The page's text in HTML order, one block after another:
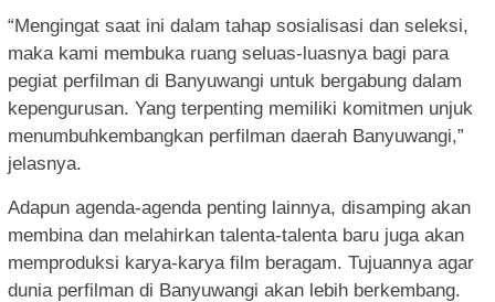
“Mengingat saat ini dalam tahap sosialisasi dan seleksi,
maka kami membuka ruang seluas-luasnya bagi para
pegiat perfilman di Banyuwangi untuk bergabung dalam
kepengurusan. Yang terpenting memiliki komitmen unjuk
menumbuhkembangkan perfilman daerah Banyuwangi,”
jelasnya.
Adapun agenda-agenda penting lainnya, disamping akan
membina dan melahirkan talenta-talenta baru juga akan
memproduksi karya-karya film beragam. Tujuannya agar
dunia perfilman di Banyuwangi akan lebih berkembang.